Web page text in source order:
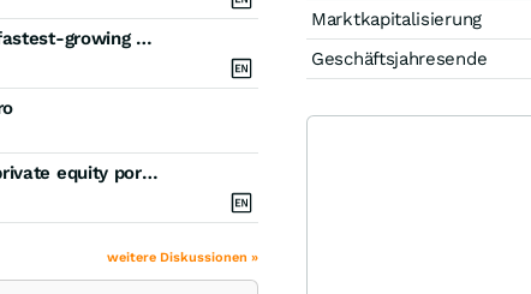
Partners Group enters into exclusive talks to acquire Aroma-Zone, one of the fastest-growing natural beauty and wellness brands in Europe
Partners Group drives EBITDA margin uplift through AI collaboration between private equity portfolio companies
weitere Diskussionen »
Marktkapitalisierung
Geschäftsjahresende